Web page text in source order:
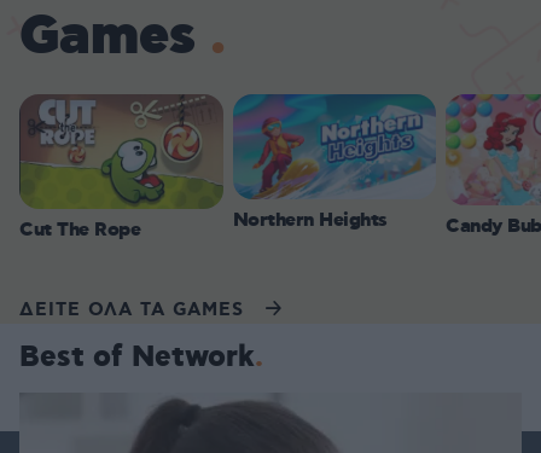
Games
Cut The Rope Northern Heights Candy
ΔΕΙΤΕ ΟΛΑ ΤΑ GAMES
Best of Network